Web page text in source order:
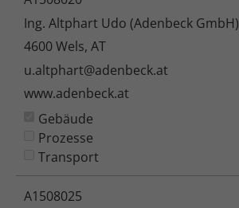
Ing. Altphart Udo (Adenbeck GmbH)
4600 Wels, AT
u.altphart@adenbeck.at
www.adenbeck.at
Gebäude
Prozesse
Transport
A1508025